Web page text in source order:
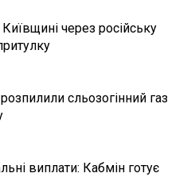
через російську
сльозогінний газ
виплати: Кабмін готує